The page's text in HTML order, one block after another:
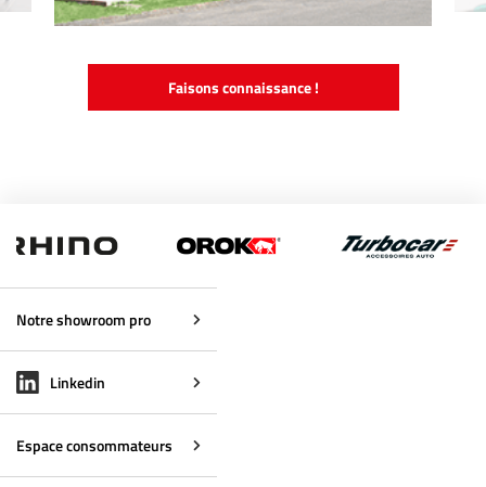
Faisons connaissance !
Notre showroom pro
Linkedin
Espace consommateurs